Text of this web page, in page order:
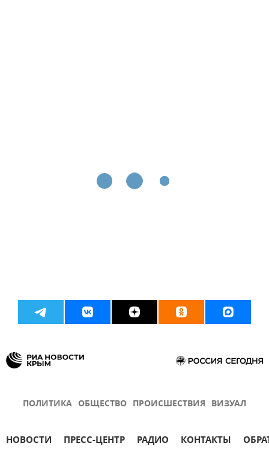
ПОЛИТИКА ОБЩЕСТВО ПРОИСШЕСТВИЯ ВИЗУАЛ
НОВОСТИ ПРЕСС-ЦЕНТР РАДИО КОНТАКТЫ